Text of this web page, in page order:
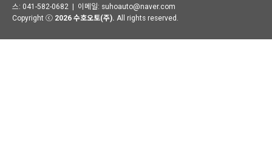
스: 041-582-0682 | 이메일: suhoauto@naver.com
Copyright ⓒ 2026 수호오토(주). All rights reserved.